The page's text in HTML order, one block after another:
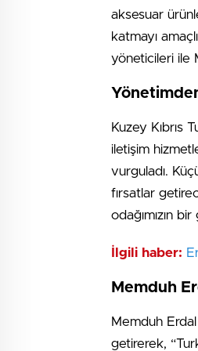
aksesuar
katmayı
yöneticileri ile
Kuzey Kıbrıs
iletişim
vurguladı.
fırsatlar
odağımızın
İlgili haber:
Memduh
Memduh
getirerek,